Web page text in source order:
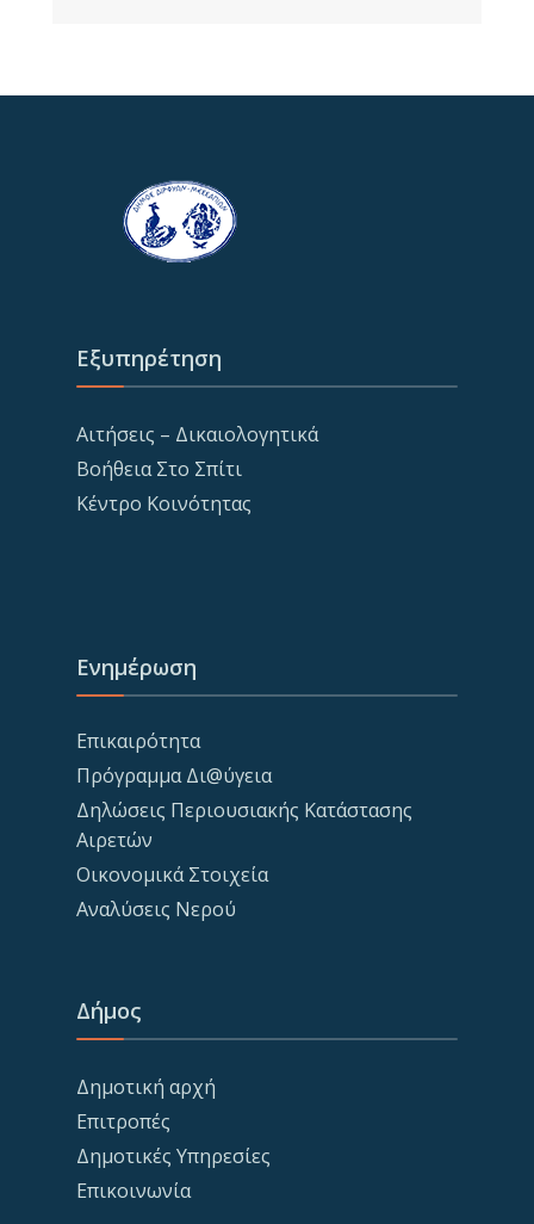
Εξυπηρέτηση
Αιτήσεις – Δικαιολογητικά
Βοήθεια Στο Σπίτι
Κέντρο Κοινότητας
Ενημέρωση
Επικαιρότητα
Πρόγραμμα Δι@ύγεια
Δηλώσεις Περιουσιακής Κατάστασης
Αιρετών
Οικονομικά Στοιχεία
Αναλύσεις Νερού
Δήμος
Δημοτική αρχή
Επιτροπές
Δημοτικές Υπηρεσίες
Επικοινωνία